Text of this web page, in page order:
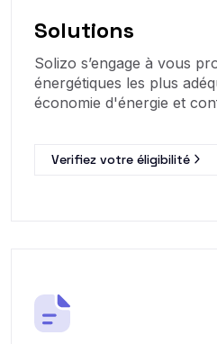
Solutions
Solizo s’engage à vous
énergétiques les plus
économie d'énergie et
Verifiez votre éligibilité